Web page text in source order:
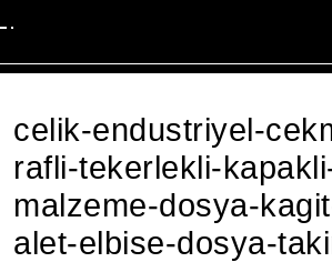
for:
celik-endustriyel-
rafli-tekerlekli-
malzeme-dosya-
alet-elbise-dosya-